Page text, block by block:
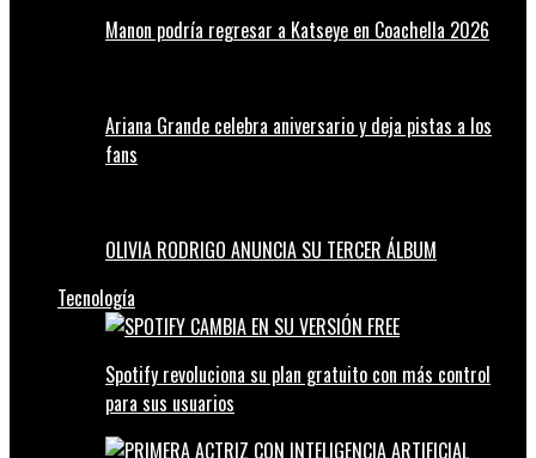
Manon podría regresar a Katseye en Coachella 2026
Ariana Grande celebra aniversario y deja pistas a los
fans
OLIVIA RODRIGO ANUNCIA SU TERCER ÁLBUM
Tecnología
Spotify revoluciona su plan gratuito con más control
para sus usuarios